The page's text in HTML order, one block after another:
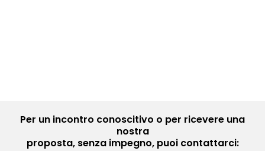
Per un incontro conoscitivo o per ricevere una
nostra
proposta, senza impegno, puoi contattarci: